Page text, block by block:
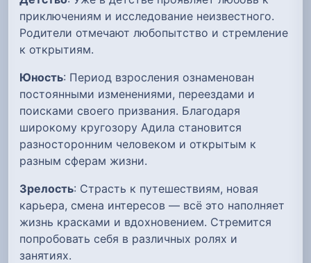
приключениям и исследование неизвестного.
Родители отмечают любопытство и стремление
к открытиям.
Юность: Период взросления ознаменован
постоянными изменениями, переездами и
поисками своего призвания. Благодаря
широкому кругозору Адила становится
разносторонним человеком и открытым к
разным сферам жизни.
Зрелость: Страсть к путешествиям, новая
карьера, смена интересов — всё это наполняет
жизнь красками и вдохновением. Стремится
попробовать себя в различных ролях и
занятиях.